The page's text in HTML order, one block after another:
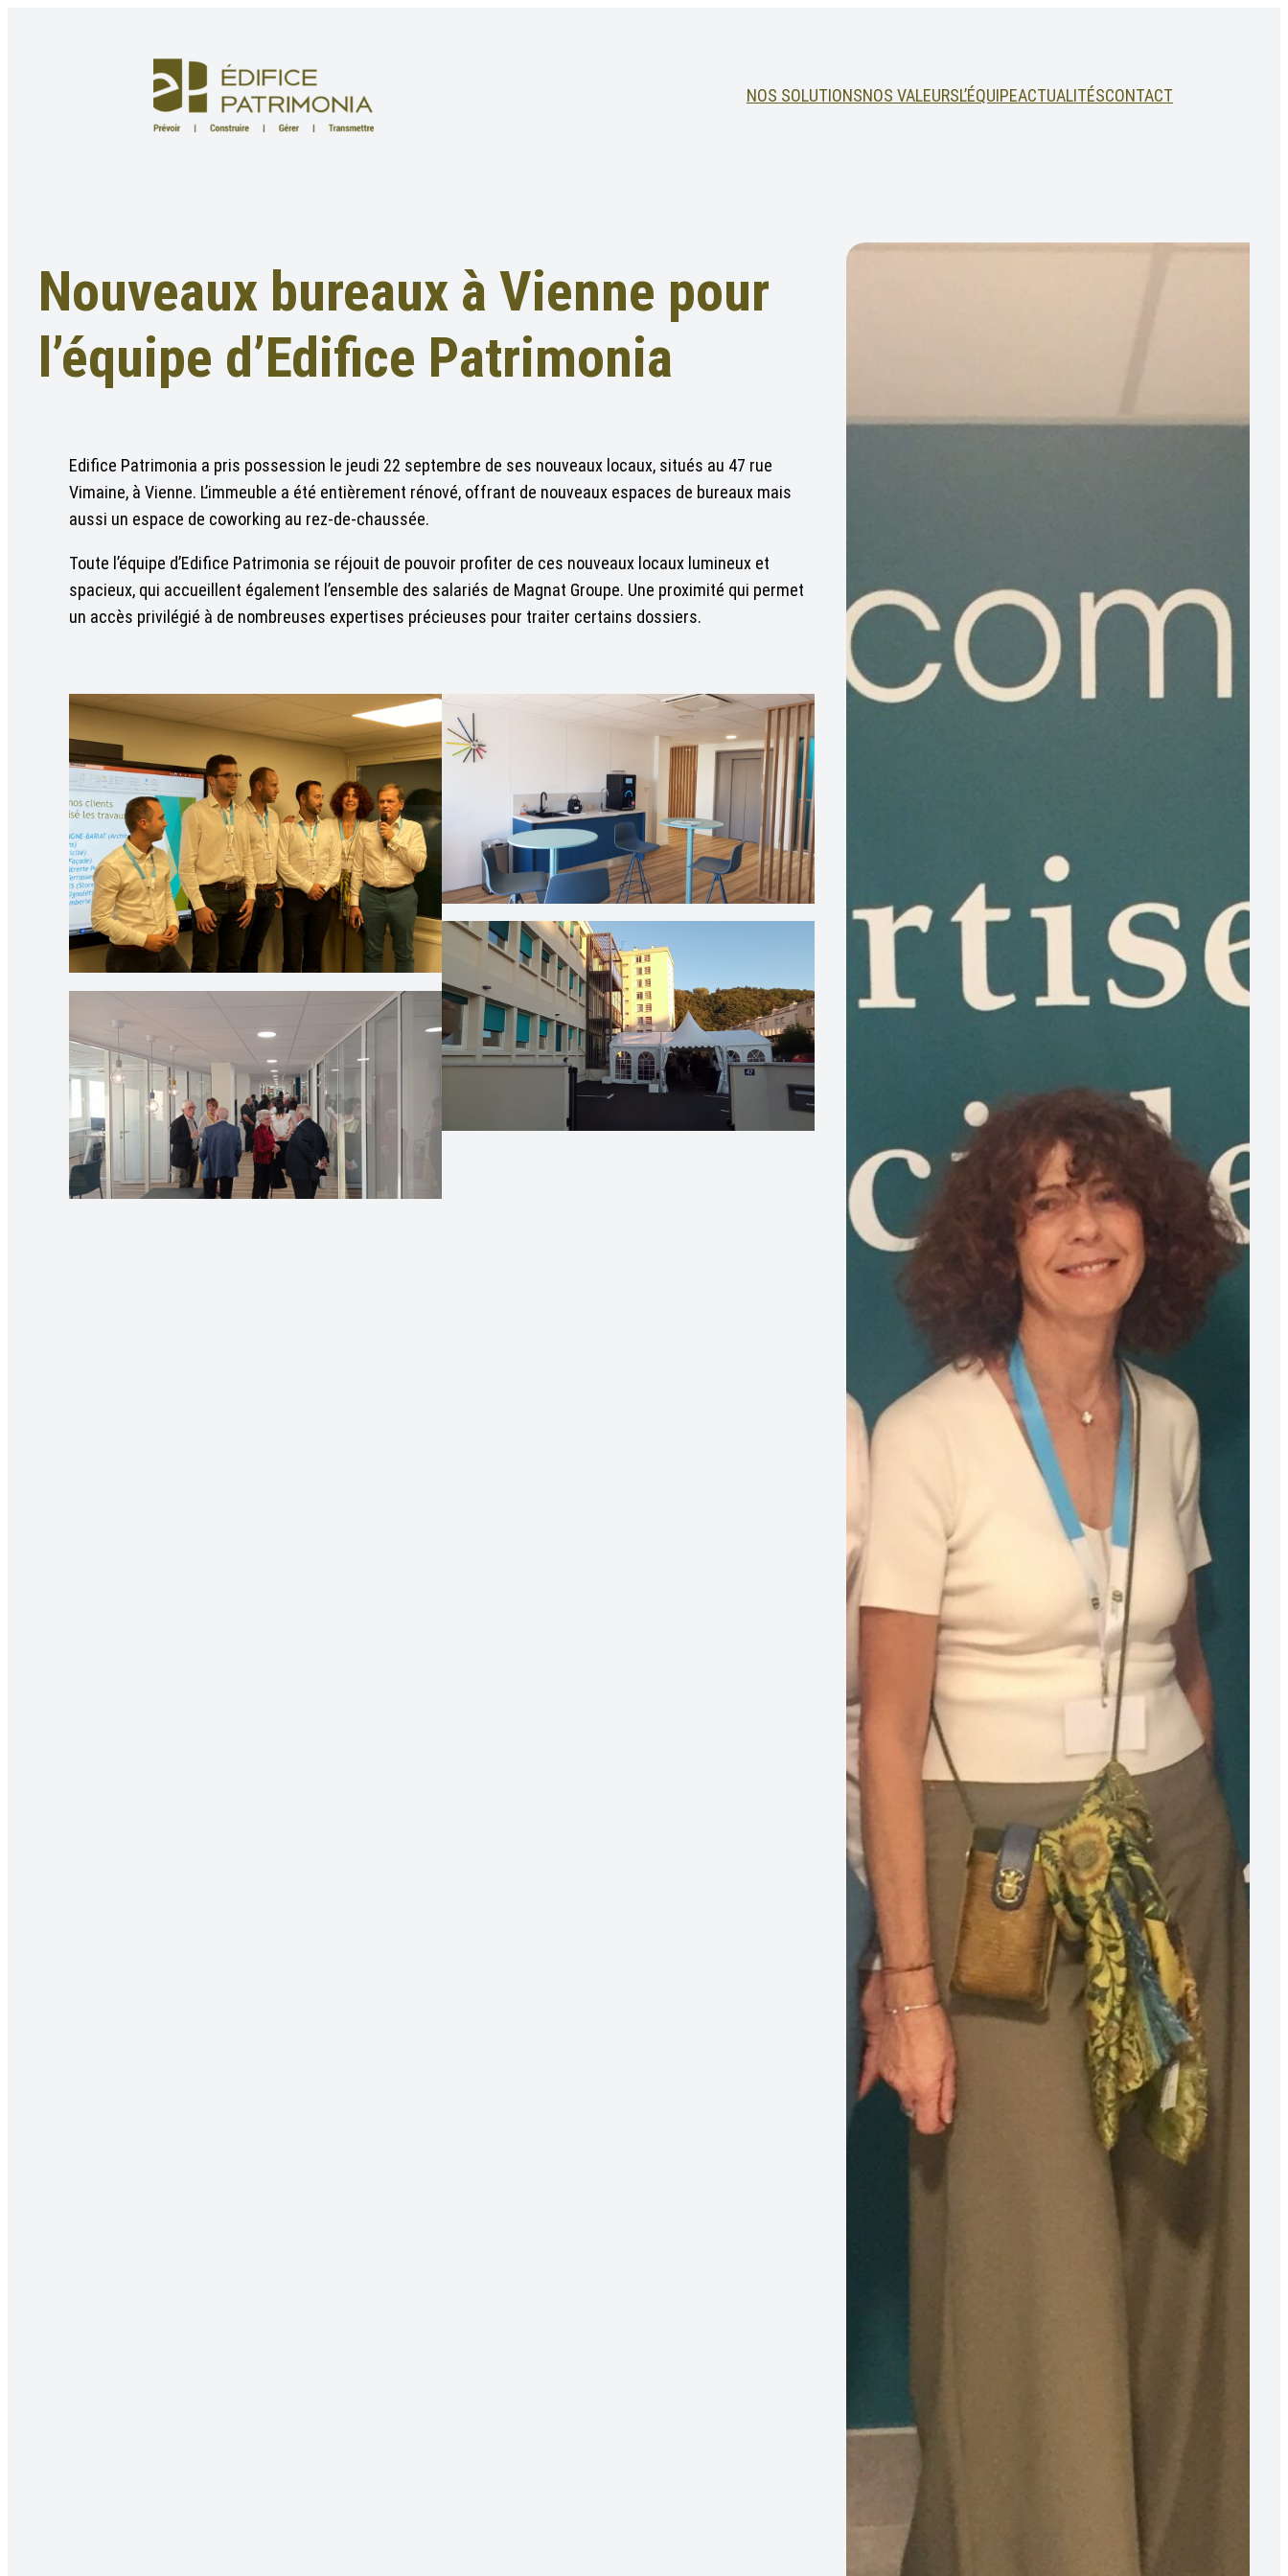
NOS SOLUTIONSNOS VALEURSL’ÉQUIPEACTUALITÉSCONTACT
Nouveaux bureaux à Vienne pour
l’équipe d’Edifice Patrimonia
Edifice Patrimonia a pris possession le jeudi 22 septembre de ses nouveaux locaux, situés au 47 rue
Vimaine, à Vienne. L’immeuble a été entièrement rénové, offrant de nouveaux espaces de bureaux mais
aussi un espace de coworking au rez-de-chaussée.
Toute l’équipe d’Edifice Patrimonia se réjouit de pouvoir profiter de ces nouveaux locaux lumineux et
spacieux, qui accueillent également l’ensemble des salariés de Magnat Groupe. Une proximité qui permet
un accès privilégié à de nombreuses expertises précieuses pour traiter certains dossiers.